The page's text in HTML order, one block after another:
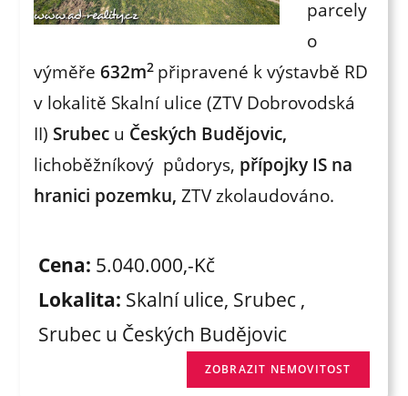
parcely
o
výměře 632m2 připravené k výstavbě RD
v lokalitě Skalní ulice (ZTV Dobrovodská
II) Srubec u Českých Budějovic,
lichoběžníkový půdorys, přípojky IS na
hranici pozemku,ZTV zkolaudováno.
Cena: 5.040.000,-Kč
Lokalita: Skalní ulice, Srubec ,
Srubec u Českých Budějovic